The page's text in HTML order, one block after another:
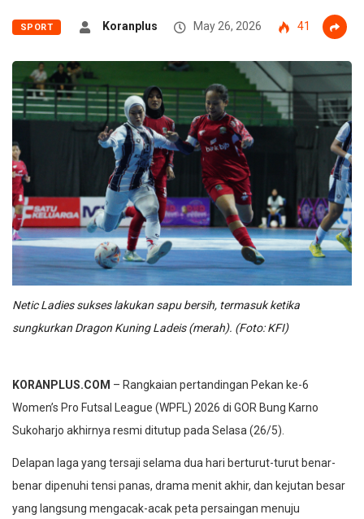
SPORT Koranplus May 26, 2026 41
Netic Ladies sukses lakukan sapu bersih, termasuk ketika
sungkurkan Dragon Kuning Ladeis (merah). (Foto: KFI)
KORANPLUS.COM – Rangkaian pertandingan Pekan ke-6
Women’s Pro Futsal League (WPFL) 2026 di GOR Bung Karno
Sukoharjo akhirnya resmi ditutup pada Selasa (26/5).
Delapan laga yang tersaji selama dua hari berturut-turut benar-
benar dipenuhi tensi panas, drama menit akhir, dan kejutan besar
yang langsung mengacak-acak peta persaingan menuju